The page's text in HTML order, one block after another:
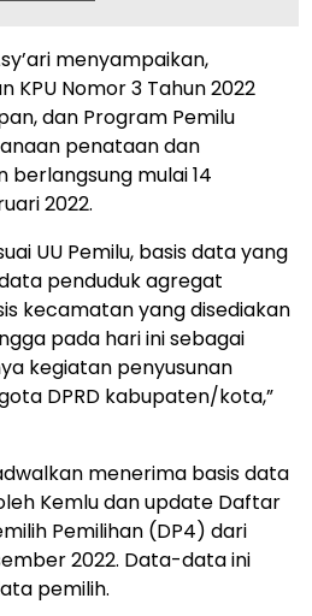
menyampaikan,
KPU Nomor 3 Tahun 2022
dan Program Pemilu
penataan dan
berlangsung mulai 14
2022.
UU Pemilu, basis data yang
penduduk agregat
kecamatan yang disediakan
pada hari ini sebagai
kegiatan penyusunan
DPRD kabupaten/kota,”
menerima basis data
Kemlu dan update Daftar
Pemilihan (DP4) dari
2022. Data-data ini
pemilih.